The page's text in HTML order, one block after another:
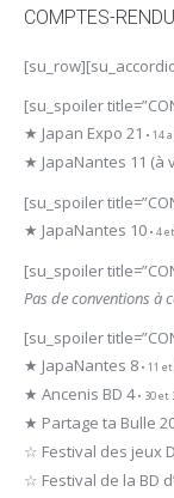
COMPTES-
[su_spoiler
★ Japan Expo 21 • 14
★ JapaNantes 11 (à
[su_spoiler
★ JapaNantes 10 • 4
[su_spoiler
Pas de conventions à
[su_spoiler
★ JapaNantes 8 • 11
★ Ancenis BD 4• 30 et
★ Partage ta Bulle
☆ Festival des jeux
☆ Festival de la BD